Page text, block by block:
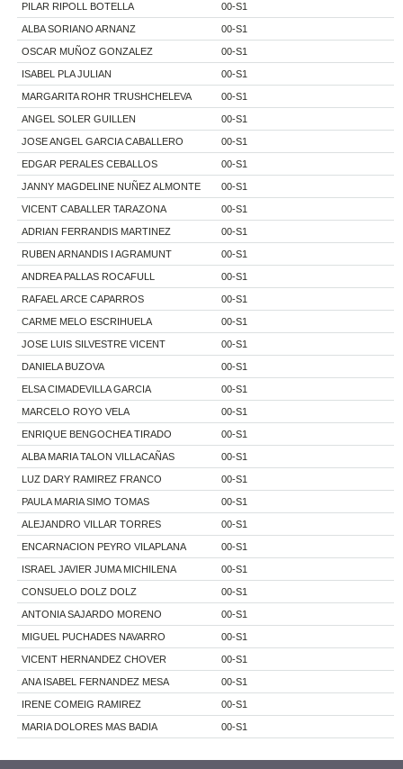
PILAR RIPOLL BOTELLA 00-S1
ALBA SORIANO ARNANZ 00-S1
OSCAR MUÑOZ GONZALEZ 00-S1
ISABEL PLA JULIAN 00-S1
MARGARITA ROHR TRUSHCHELEVA 00-S1
ANGEL SOLER GUILLEN 00-S1
JOSE ANGEL GARCIA CABALLERO 00-S1
EDGAR PERALES CEBALLOS 00-S1
JANNY MAGDELINE NUÑEZ ALMONTE 00-S1
VICENT CABALLER TARAZONA 00-S1
ADRIAN FERRANDIS MARTINEZ 00-S1
RUBEN ARNANDIS I AGRAMUNT 00-S1
ANDREA PALLAS ROCAFULL 00-S1
RAFAEL ARCE CAPARROS 00-S1
CARME MELO ESCRIHUELA 00-S1
JOSE LUIS SILVESTRE VICENT 00-S1
DANIELA BUZOVA 00-S1
ELSA CIMADEVILLA GARCIA 00-S1
MARCELO ROYO VELA 00-S1
ENRIQUE BENGOCHEA TIRADO 00-S1
ALBA MARIA TALON VILLACAÑAS 00-S1
LUZ DARY RAMIREZ FRANCO 00-S1
PAULA MARIA SIMO TOMAS 00-S1
ALEJANDRO VILLAR TORRES 00-S1
ENCARNACION PEYRO VILAPLANA 00-S1
ISRAEL JAVIER JUMA MICHILENA 00-S1
CONSUELO DOLZ DOLZ 00-S1
ANTONIA SAJARDO MORENO 00-S1
MIGUEL PUCHADES NAVARRO 00-S1
VICENT HERNANDEZ CHOVER 00-S1
ANA ISABEL FERNANDEZ MESA 00-S1
IRENE COMEIG RAMIREZ 00-S1
MARIA DOLORES MAS BADIA 00-S1